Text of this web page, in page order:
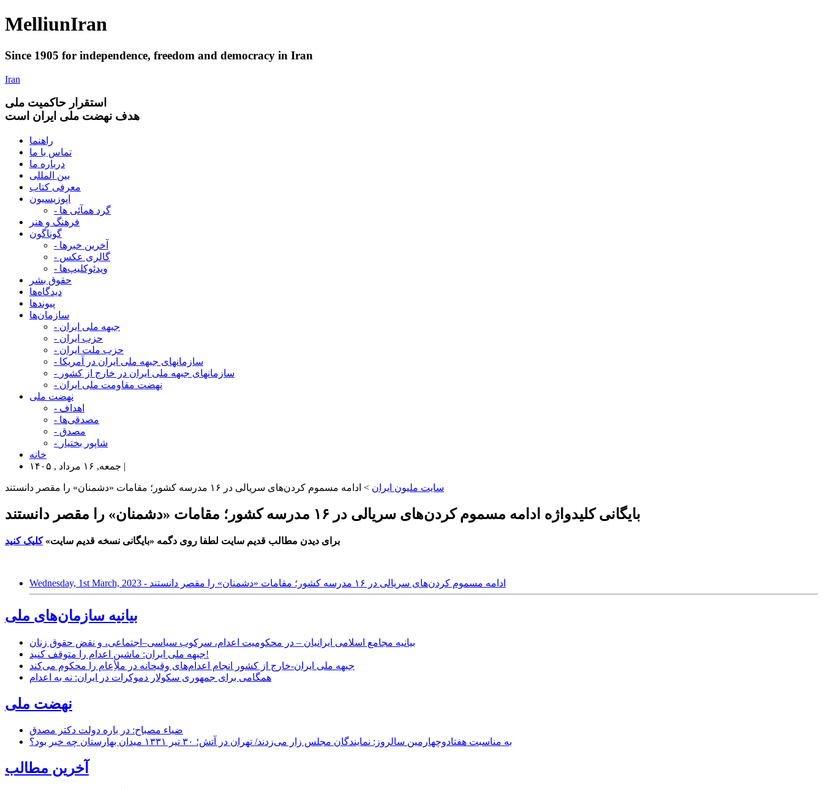
MelliunIran
Since 1905 for independence, freedom and democracy in Iran
Iran
استقرار حاکميت ملی
هدف نهضت ملی ایران است
راهنما
تماس با ما
درباره ما
بین المللی
معرفی کتاب
اپوزیسیون
- گرد همآئی ها
فرهنگ و هنر
گوناگون
- آخرین خبرها
- گالری عکس
- ویدئوکلیپ‌ها
حقوق بشر
دیدگاه‌ها
پیوندها
سازمان‌ها
- جبهه ملی ایران
- حزب ایران
- حزب ملت ایران
- سازمانهای جبهه ملی ایران در آمریکا
- سازمانهای جبهه ملی ایران در خارج از کشور
- نهضت مقاومت ملی ایران
نهضت ملی
- اهداف
- مصدقی‌ها
- مصدق
- شاپور بختیار
خانه
جمعه, ۱۶ مرداد , ۱۴۰۵ |
سایت ملیون ایران > ادامه مسموم کردن‌های سریالی در ۱۶ مدرسه کشور؛ مقامات «دشمنان» را مقصر دانستند
بایگانی کلیدواژه ادامه مسموم کردن‌های سریالی در ۱۶ مدرسه کشور؛ مقامات «دشمنان» را مقصر دانستند
برای دیدن مطالب قدیم سایت لطفا روی دگمه «بایگانی نسخه قدیم سایت»کلیک کنید
Wednesday, 1st March, 2023 - ادامه مسموم کردن‌های سریالی در ۱۶ مدرسه کشور؛ مقامات «دشمنان» را مقصر دانستند
بیانیه سازمان‌های ملی
بیانیه مجامع اسلامی ایرانیان – در محکومیت اعدام، سرکوب سیاسی–اجتماعی، و نقض حقوق زنان
جبهه ملی ایران: ماشین اعدام را متوقف کنید!
جبهه ملی ایران-خارج از کشور انجام اعدام‌های وقیحانه در ملأِعام را محکوم می‌کند
همگامی برای جمهوری سکولار دموکرات در ایران: نه به اعدام
نهضت ملی
ضیاء مصباح: در باره دولت دکتر مصدق
به مناسبت هفتادوچهارمین سالروز: نمایندگان مجلس زار می‌زدند/ تهران در آتش؛ ۳۰ تیر ۱۳۳۱ میدان بهارستان چه خبر بود؟
آخرین مطالب